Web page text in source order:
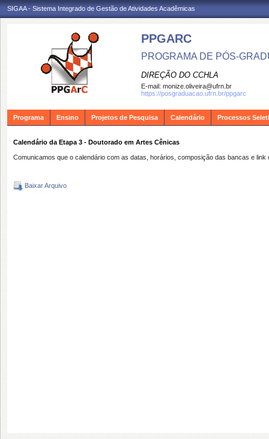
SIGAA - Sistema Integrado de Gestão de Atividades Acadêmicas
PPGARC
PROGRAMA DE PÓS-
DIREÇÃO DO CCHLA
E-mail: monize.oliveira@ufrn.br
https://posgraduacao.ufrn.br/ppgarc
Programa Ensino Projetos de Pesquisa Calendário Processos
Calendário da Etapa 3 - Doutorado em Artes Cênicas
Comunicamos que o calendário com as datas, horários, composição das bancas e
Baixar Arquivo